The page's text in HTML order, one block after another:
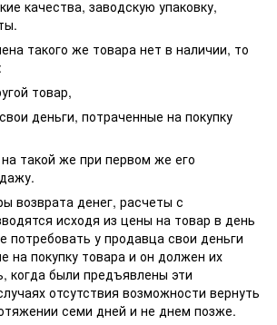
качества, заводскую упаковку,
такого же товара нет в наличии, то
товар,
деньги, потраченные на покупку
такой же при первом же его
возврата денег, расчеты с
исходя из цены на товар в день
потребовать у продавца свои деньги
на покупку товара и он должен их
когда были предъявлены эти
отсутствия возможности вернуть
семи дней и не днем позже.